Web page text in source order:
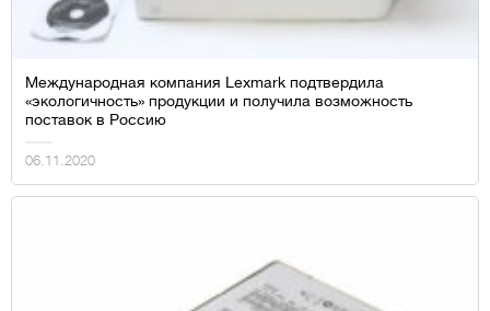
Международная компания Lexmark подтвердила
«экологичность» продукции и получила возможность
поставок в Россию
06.11.2020